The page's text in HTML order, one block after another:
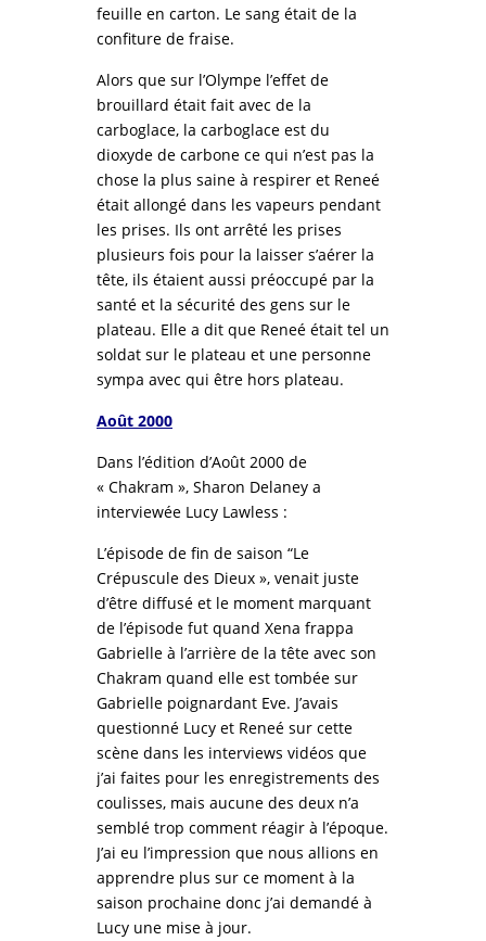
feuille en carton. Le sang était de la
confiture de fraise.
Alors que sur l’Olympe l’effet de
brouillard était fait avec de la
carboglace, la carboglace est du
dioxyde de carbone ce qui n’est pas la
chose la plus saine à respirer et Reneé
était allongé dans les vapeurs pendant
les prises. Ils ont arrêté les prises
plusieurs fois pour la laisser s’aérer la
tête, ils étaient aussi préoccupé par la
santé et la sécurité des gens sur le
plateau. Elle a dit que Reneé était tel un
soldat sur le plateau et une personne
sympa avec qui être hors plateau.
Août 2000
Dans l’édition d’Août 2000 de
« Chakram », Sharon Delaney a
interviewée Lucy Lawless :
L’épisode de fin de saison “Le
Crépuscule des Dieux », venait juste
d’être diffusé et le moment marquant
de l’épisode fut quand Xena frappa
Gabrielle à l’arrière de la tête avec son
Chakram quand elle est tombée sur
Gabrielle poignardant Eve. J’avais
questionné Lucy et Reneé sur cette
scène dans les interviews vidéos que
j’ai faites pour les enregistrements des
coulisses, mais aucune des deux n’a
semblé trop comment réagir à l’époque.
J’ai eu l’impression que nous allions en
apprendre plus sur ce moment à la
saison prochaine donc j’ai demandé à
Lucy une mise à jour.